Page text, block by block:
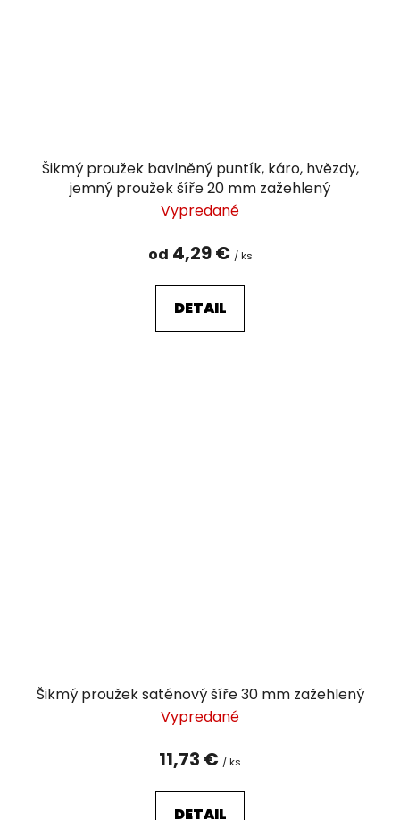
Šikmý proužek bavlněný puntík, káro, hvězdy,
jemný proužek šíře 20 mm zažehlený
Vypredané
od 4,29 € / ks
DETAIL
Šikmý proužek saténový šíře 30 mm zažehlený
Vypredané
11,73 € / ks
DETAIL